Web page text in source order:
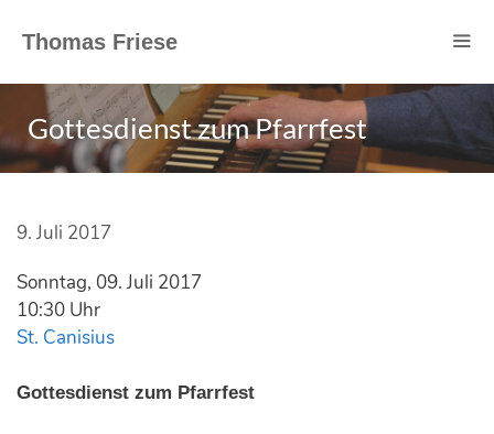
zumThomas Friese
Gottesdienst zum Pfarrfest
9. Juli 2017
Sonntag, 09. Juli 2017
10:30 Uhr
St. Canisius
Gottesdienst zum Pfarrfest